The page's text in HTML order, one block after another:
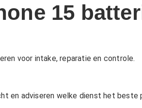
15
voor intake, reparatie en controle.
en adviseren welke dienst het beste